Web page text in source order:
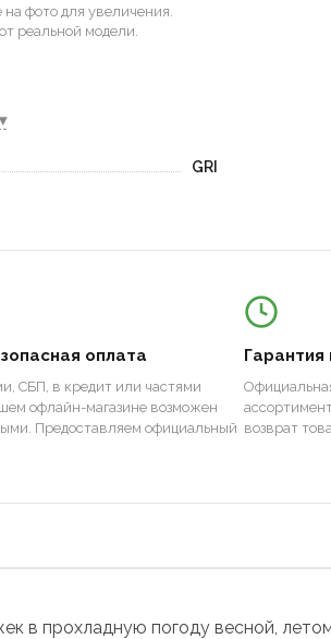
фото для увеличения.
реальной модели.
GRI
оплата
СБП, в кредит или частями
офлайн-магазине возможен
Предоставляем официальный
Гарантия
возврат
в прохладную погоду весной,